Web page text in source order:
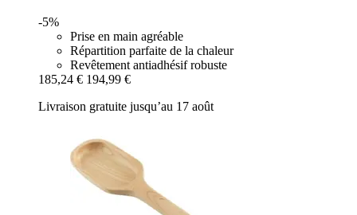
-5%
Prise en main agréable
Répartition parfaite de la chaleur
Revêtement antiadhésif robuste
185,24 € 194,99 €
Livraison gratuite jusqu’au 17 août